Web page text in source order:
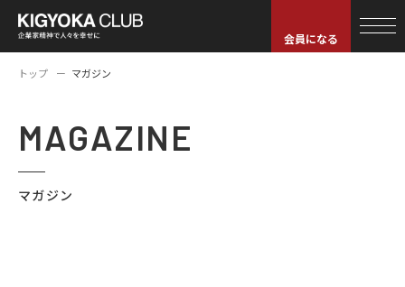
会員になる
トップ マガジン
MAGAZINE
マガジン